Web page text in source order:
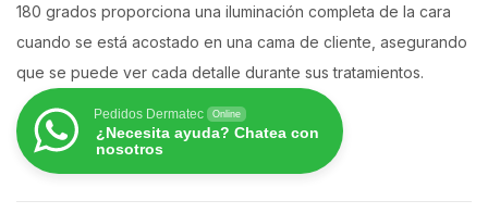
180 grados proporciona una iluminación completa de la cara
cuando se está acostado en una cama de cliente, asegurando
que se puede ver cada detalle durante sus tratamientos.
Pedidos Dermatec Online
¿Necesita ayuda? Chatea con
nosotros